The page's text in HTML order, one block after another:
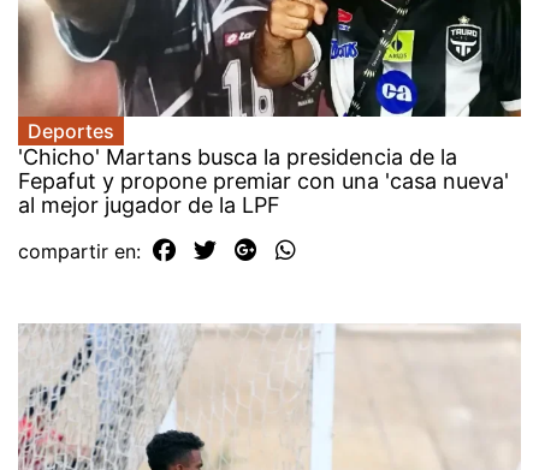
Deportes
'Chicho' Martans busca la presidencia de la
Fepafut y propone premiar con una 'casa nueva'
al mejor jugador de la LPF
compartir en: